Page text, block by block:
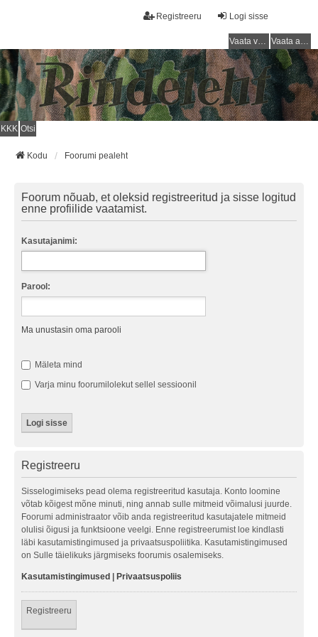
Logi sisse
Registreeru
Vaata vastamata teemasi Vaata aktiivseid teemasid
KKK Otsi
Kodu Foorumi pealeht
Foorum nõuab, et oleksid registreeritud ja sisse logitud
enne profiilide vaatamist.
Kasutajanimi:
Parool:
Ma unustasin oma parooli
Mäleta mind
Varja minu foorumilolekut sellel sessioonil
Registreeru
Sisselogimiseks pead olema registreeritud kasutaja. Konto loomine
võtab kõigest mõne minuti, ning annab sulle mitmeid võimalusi juurde.
Foorumi administraator võib anda registreeritud kasutajatele mitmeid
olulisi õigusi ja funktsioone veelgi. Enne registreerumist loe kindlasti
läbi kasutamistingimused ja privaatsuspoliitika. Kasutamistingimused
on Sulle täielikuks järgmiseks foorumis osalemiseks.
Kasutamistingimused Privaatsuspoliis
Registreeru